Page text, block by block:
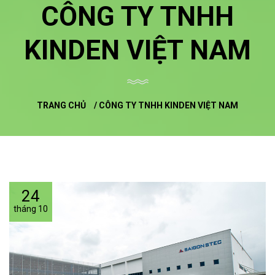
CÔNG TY TNHH
KINDEN VIỆT NAM
TRANG CHỦ / CÔNG TY TNHH KINDEN VIỆT NAM
24
tháng 10